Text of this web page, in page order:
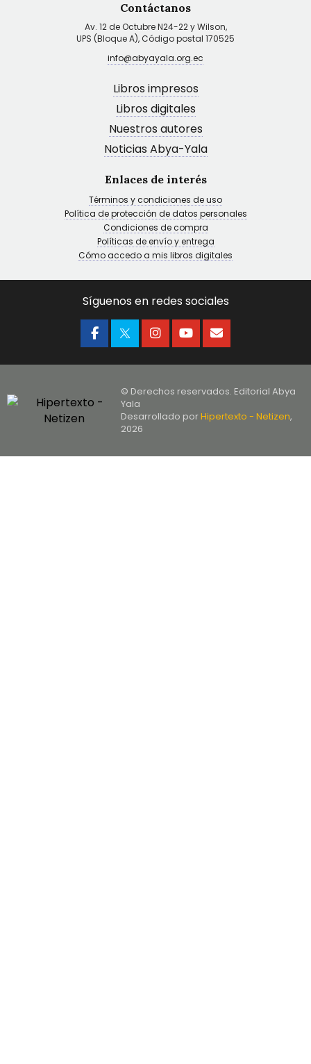
Contáctanos
Av. 12 de Octubre N24-22 y Wilson,
UPS (Bloque A), Código postal 170525
info@abyayala.org.ec
Libros impresos
Libros digitales
Nuestros autores
Noticias Abya-Yala
Enlaces de interés
Términos y condiciones de uso
Política de protección de datos personales
Condiciones de compra
Políticas de envío y entrega
Cómo accedo a mis libros digitales
Síguenos en redes sociales
© Derechos reservados. Editorial Abya
Yala
Desarrollado porHipertexto - Netizen,
2026